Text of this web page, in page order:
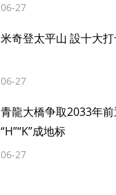
06-27
米奇登太平山 設十大
06-27
青龍大橋争取2033年
“H”“K”成地标
06-27